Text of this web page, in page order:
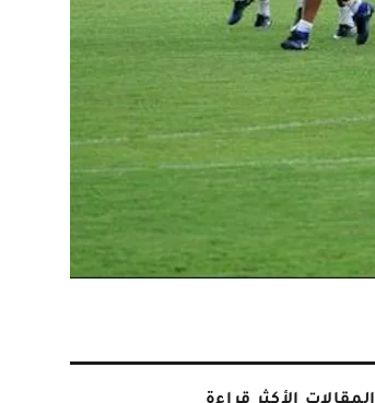
المقالات الأكثر قراءة